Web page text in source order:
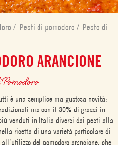
/ Pesti di pomodoro / Pesto di
ARANCIONE
Pomodoro
è una semplice ma gustosa novità:
ma con il 30% di grassi in
venduti in Italia diversi dai pesti alla
ricetta di una varietà particolare di
del pomodoro arancione, che